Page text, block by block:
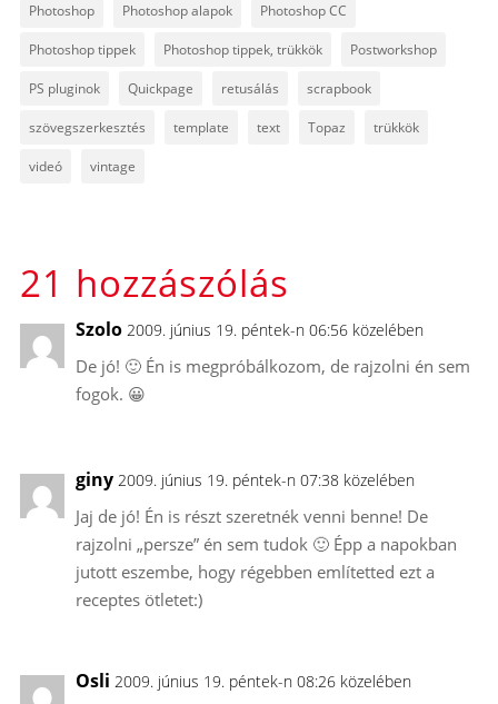
Photoshop Photoshop alapok Photoshop CC
Photoshop tippek Photoshop tippek, trükkök Postworkshop
PS pluginok Quickpage retusálás scrapbook
szövegszerkesztés template text Topaz trükkök
videó vintage
21 hozzászólás
Szolo 2009. június 19. péntek-n 06:56 közelében
De jó! 🙂 Én is megpróbálkozom, de rajzolni én sem
fogok. 😀
giny 2009. június 19. péntek-n 07:38 közelében
Jaj de jó! Én is részt szeretnék venni benne! De
rajzolni „persze” én sem tudok 🙂 Épp a napokban
jutott eszembe, hogy régebben említetted ezt a
receptes ötletet:)
Osli 2009. június 19. péntek-n 08:26 közelében